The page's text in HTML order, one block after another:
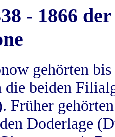
- 1866
gehörten
beiden
Früher
Doderlage